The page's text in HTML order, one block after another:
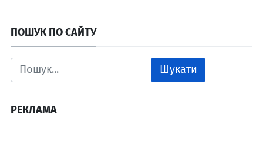
ПОШУК ПО САЙТУ
Шукати
РЕКЛАМА